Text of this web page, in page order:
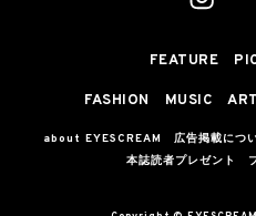
FEATURE
FASHION MUSIC ART
about EYESCREAM 広告掲載につ
本誌読者プレゼント